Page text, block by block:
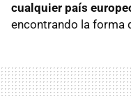
cualquier país
encontrando la forma